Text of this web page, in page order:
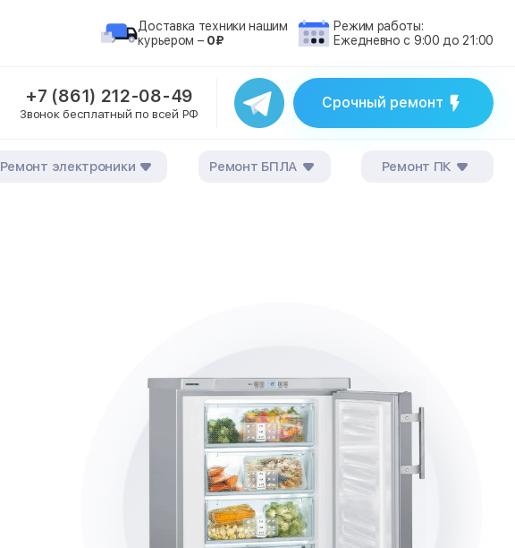
Доставка техники нашим
курьером – 0₽
Режим работы:
Ежедневно с 9:00 до 21:00
+7 (861) 212-08-49
Звонок бесплатный по всей РФ
Срочный ремонт
Ремонт электроники Ремонт БПЛА Ремонт ПК